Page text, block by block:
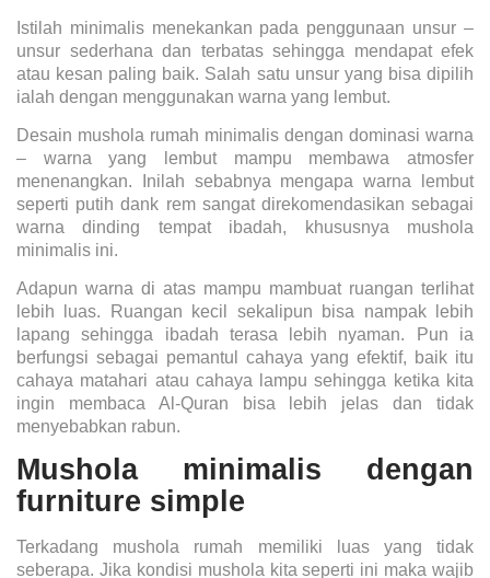
Istilah minimalis menekankan pada penggunaan unsur –
unsur sederhana dan terbatas sehingga mendapat efek
atau kesan paling baik. Salah satu unsur yang bisa dipilih
ialah dengan menggunakan warna yang lembut.
Desain mushola rumah minimalis dengan dominasi warna
– warna yang lembut mampu membawa atmosfer
menenangkan. Inilah sebabnya mengapa warna lembut
seperti putih dank rem sangat direkomendasikan sebagai
warna dinding tempat ibadah, khususnya mushola
minimalis ini.
Adapun warna di atas mampu mambuat ruangan terlihat
lebih luas. Ruangan kecil sekalipun bisa nampak lebih
lapang sehingga ibadah terasa lebih nyaman. Pun ia
berfungsi sebagai pemantul cahaya yang efektif, baik itu
cahaya matahari atau cahaya lampu sehingga ketika kita
ingin membaca Al-Quran bisa lebih jelas dan tidak
menyebabkan rabun.
Mushola minimalis dengan
furniture simple
Terkadang mushola rumah memiliki luas yang tidak
seberapa. Jika kondisi mushola kita seperti ini maka wajib